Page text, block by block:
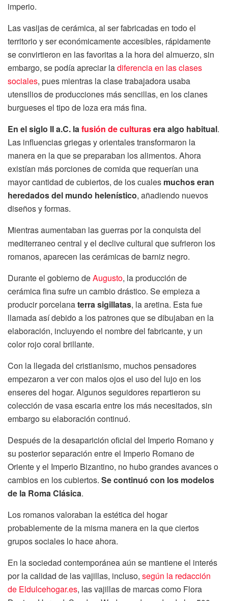
imperio.
Las vasijas de cerámica, al ser fabricadas en todo el
territorio y ser económicamente accesibles, rápidamente
se convirtieron en las favoritas a la hora del almuerzo, sin
embargo, se podía apreciar ladiferencia en las clases
sociales, pues mientras la clase trabajadora usaba
utensilios de producciones más sencillas, en los clanes
burgueses el tipo de loza era más fina.
En el siglo II a.C. lafusión de culturasera algo habitual.
Las influencias griegas y orientales transformaron la
manera en la que se preparaban los alimentos. Ahora
existían más porciones de comida que requerían una
mayor cantidad de cubiertos, de los cuales muchos eran
heredados del mundo helenístico, añadiendo nuevos
diseños y formas.
Mientras aumentaban las guerras por la conquista del
mediterraneo central y el declive cultural que sufrieron los
romanos, aparecen las cerámicas de barniz negro.
Durante el gobierno deAugusto, la producción de
cerámica fina sufre un cambio drástico. Se empieza a
producir porcelanaterra sigillatas, la aretina. Esta fue
llamada así debido a los patrones que se dibujaban en la
elaboración, incluyendo el nombre del fabricante, y un
color rojo coral brillante.
Con la llegada del cristianismo, muchos pensadores
empezaron a ver con malos ojos el uso del lujo en los
enseres del hogar. Algunos seguidores repartieron su
colección de vasa escaria entre los más necesitados, sin
embargo su elaboración continuó.
Después de la desaparición oficial del Imperio Romano y
su posterior separación entre el Imperio Romano de
Oriente y el Imperio Bizantino, no hubo grandes avances o
cambios en los cubiertos. Se continuó con los modelos
de la Roma Clásica.
Los romanos valoraban la estética del hogar
probablemente de la misma manera en la que ciertos
grupos sociales lo hace ahora.
En la sociedad contemporánea aún se mantiene el interés
por la calidad de las vajillas, incluso, según la redacción
de Eldulcehogar.es, las vajillas de marcas como Flora